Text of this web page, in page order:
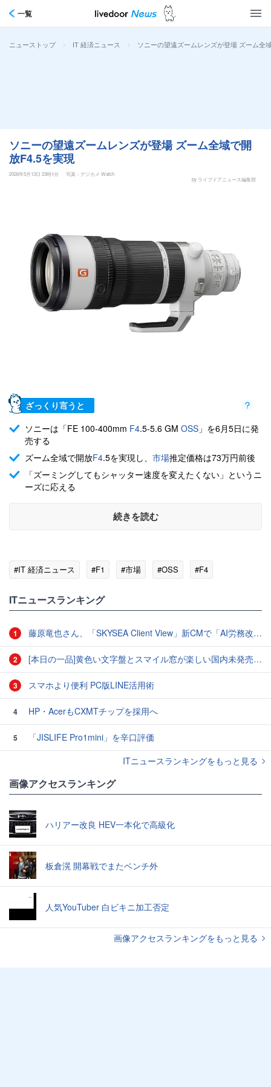
一覧
ニューストップ > IT 経済ニュース > ソニーの望遠ズームレンズが登場 ズーム全
ソニーの望遠ズームレンズが登場 ズーム全域で開
放F4.5を実現
2026年5月13日 23時1分
写真：デジカメ Watch
by ライブドアニュース編集部
ざっくり言うと
ソニーは「FE 100-400mm F4.5-5.6 GM OSS 」を6月5日に発
売する
ズーム全域で開放F4.5を実現し、 市場推定価格は73万円前後
「ズーミングしてもシャッター速度を変えたくない」というニ
ーズに応える
続きを読む
#IT 経済ニュース #F1 #市場 #OSS #F4
ITニュースランキング
1 藤原竜也さん、「SKYSEA Client View」新CMで「AI労務改善」をアピール 働き方をAIが分析したら「すぐに休んで」と言われる？
2 [本日の一品]黄色い文字盤とスマイル窓が楽しい国内未発売のCASIO「AMW-880D」
3 スマホより便利 PC版LINE活用術
4 HP・AcerもCXMTチップを採用へ
5
「JISLIFE Pro1mini」を辛口評価
ITニュースランキングをもっと見る
画像アクセスランキング
ハリアー改良 HEV一本化で高級化
板倉滉 開幕戦でまたベンチ外
人気YouTuber 白ビキニ加工否定
画像アクセスランキングをもっと見る